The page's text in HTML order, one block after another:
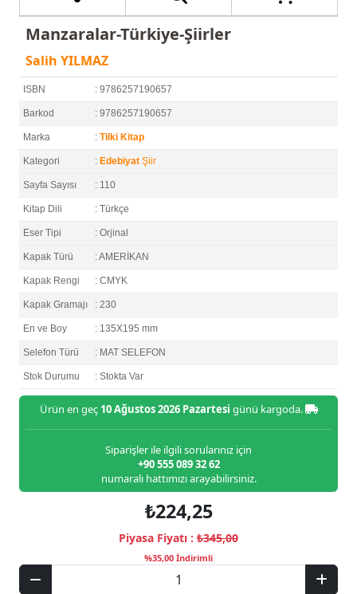
Manzaralar-Türkiye-Şiirler
Salih YILMAZ
ISBN : 9786257190657
Barkod : 9786257190657
Marka : Tilki Kitap
Kategori : Edebiyat Şiir
Sayfa Sayısı : 110
Kitap Dili : Türkçe
Eser Tipi : Orjinal
Kapak Türü : AMERİKAN
Kapak Rengi : CMYK
Kapak Gramajı : 230
En ve Boy : 135X195 mm
Selefon Türü : MAT SELEFON
Stok Durumu : Stokta Var
Ürün en geç 10 Ağustos 2026 Pazartesi günü kargoda.
Siparişler ile ilgili sorularınız için
+90 555 089 32 62
numaralı hattımızı arayabilirsiniz.
₺224,25
Piyasa Fiyatı : ₺345,00
%35,00 İndirimli